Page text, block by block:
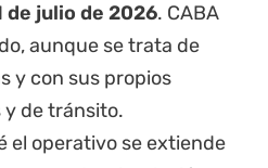
de julio de 2026. CABA
aunque se trata de
y con sus propios
de tránsito.
el operativo se extiende